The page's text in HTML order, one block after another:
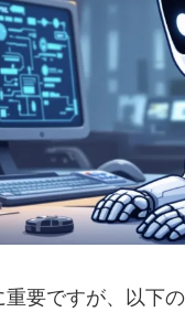
要ですが、以下